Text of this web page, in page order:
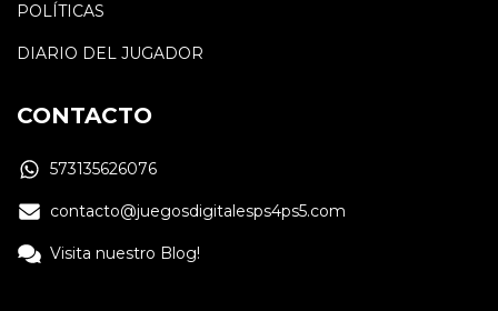
POLÍTICAS
DIARIO DEL JUGADOR
CONTACTO
573135626076
contacto@juegosdigitalesps4ps5.com
Visita nuestro Blog!